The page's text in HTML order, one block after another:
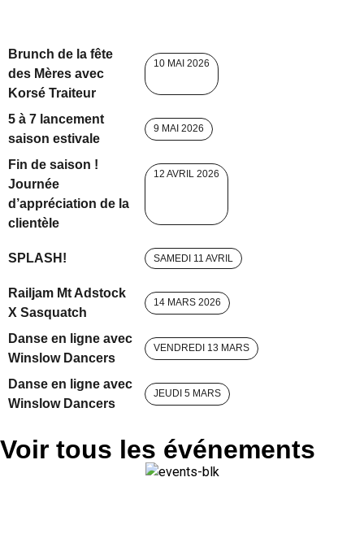
Brunch de la fête
des Mères avec
Korsé Traiteur
10 MAI 2026
5 à 7 lancement
saison estivale
9 MAI 2026
Fin de saison !
Journée
d’appréciation de la
clientèle
12 AVRIL 2026
SPLASH! SAMEDI 11 AVRIL
Railjam Mt Adstock
X Sasquatch
14 MARS 2026
Danse en ligne avec
Winslow Dancers
VENDREDI 13 MARS
Danse en ligne avec
Winslow Dancers
JEUDI 5 MARS
Voir tous les événements